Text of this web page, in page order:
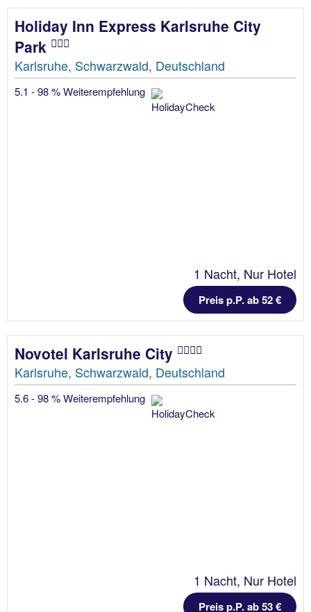
Holiday Inn Express Karlsruhe City
Park
Karlsruhe, Schwarzwald, Deutschland
5.1 - 98 % Weiterempfehlung
1 Nacht, Nur Hotel
Preis p.P. ab 52 €
Novotel Karlsruhe City
Karlsruhe, Schwarzwald, Deutschland
5.6 - 98 % Weiterempfehlung
1 Nacht, Nur Hotel
Preis p.P. ab 53 €